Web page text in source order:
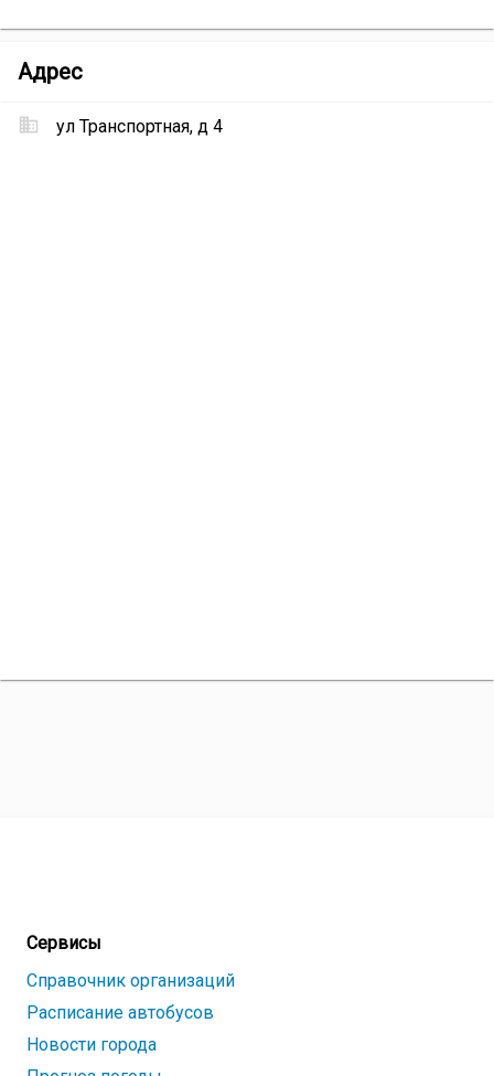
АдресУстюг-
ул Транспортная, д 4
Сервисы
Справочник организаций
Расписание автобусов
Новости города